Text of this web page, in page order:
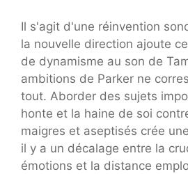
Il s'agit d'une réinvention
la nouvelle direction ajoute
de dynamisme au son de
ambitions de Parker ne
tout. Aborder des sujets
honte et la haine de soi
maigres et aseptisés crée
il y a un décalage entre la
émotions et la distance